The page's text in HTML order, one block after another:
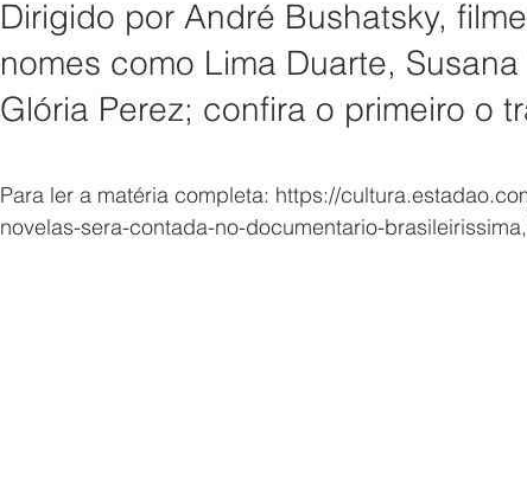
Dirigido por André Bushatsky,
nomes como Lima Duarte,
Glória Perez; confira o primeiro o
Para ler a matéria completa: https://
novelas-sera-contada-no-documentario-